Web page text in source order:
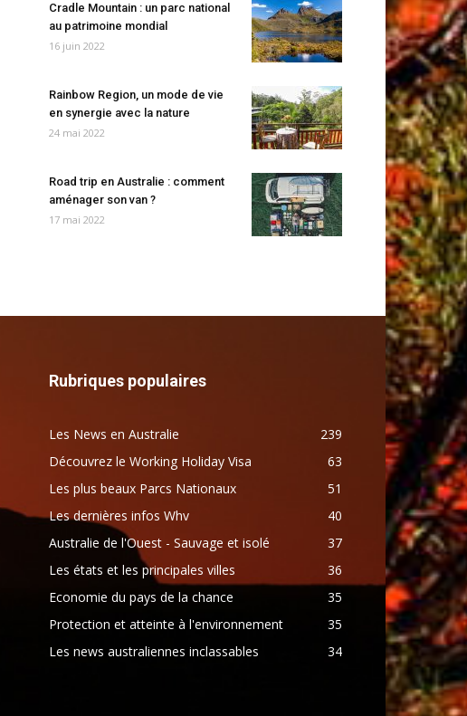
Cradle Mountain : un parc national
au patrimoine mondial
16 juin 2022
Rainbow Region, un mode de vie
en synergie avec la nature
24 mai 2022
Road trip en Australie : comment
aménager son van ?
17 mai 2022
Rubriques populaires
Les News en Australie
239
Découvrez le Working Holiday Visa
63
Les plus beaux Parcs Nationaux
51
Les dernières infos Whv
40
Australie de l'Ouest - Sauvage et isolé
37
Les états et les principales villes
36
Economie du pays de la chance
35
Protection et atteinte à l'environnement
35
Les news australiennes inclassables
34